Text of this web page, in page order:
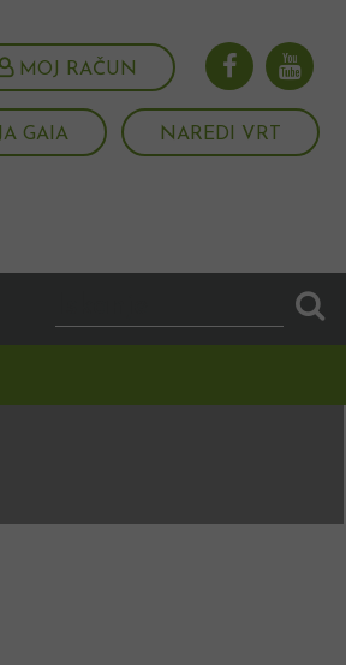
MOJ RAČUN
GAIA NAREDI VRT